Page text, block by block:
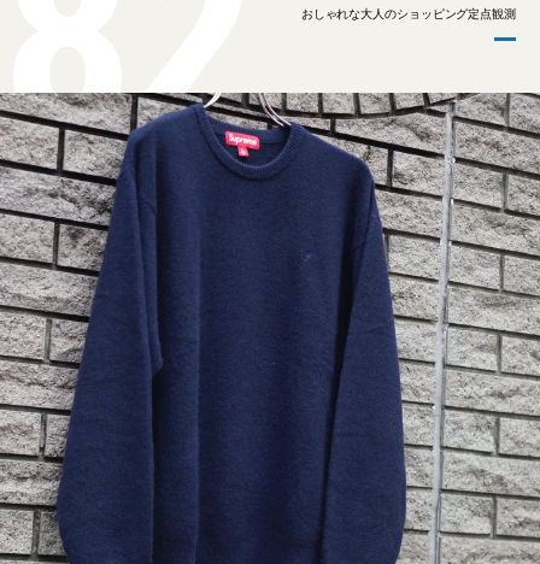
おしゃれな大人のショッピング定点観測